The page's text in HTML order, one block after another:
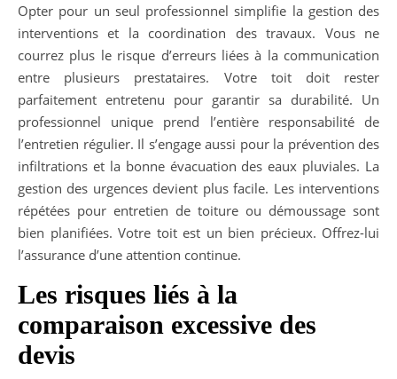
Opter pour un seul professionnel simplifie la gestion des
interventions et la coordination des travaux. Vous ne
courrez plus le risque d’erreurs liées à la communication
entre plusieurs prestataires. Votre toit doit rester
parfaitement entretenu pour garantir sa durabilité. Un
professionnel unique prend l’entière responsabilité de
l’entretien régulier. Il s’engage aussi pour la prévention des
infiltrations et la bonne évacuation des eaux pluviales. La
gestion des urgences devient plus facile. Les interventions
répétées pour entretien de toiture ou démoussage sont
bien planifiées. Votre toit est un bien précieux. Offrez-lui
l’assurance d’une attention continue.
Les risques liés à la
comparaison excessive des
devis